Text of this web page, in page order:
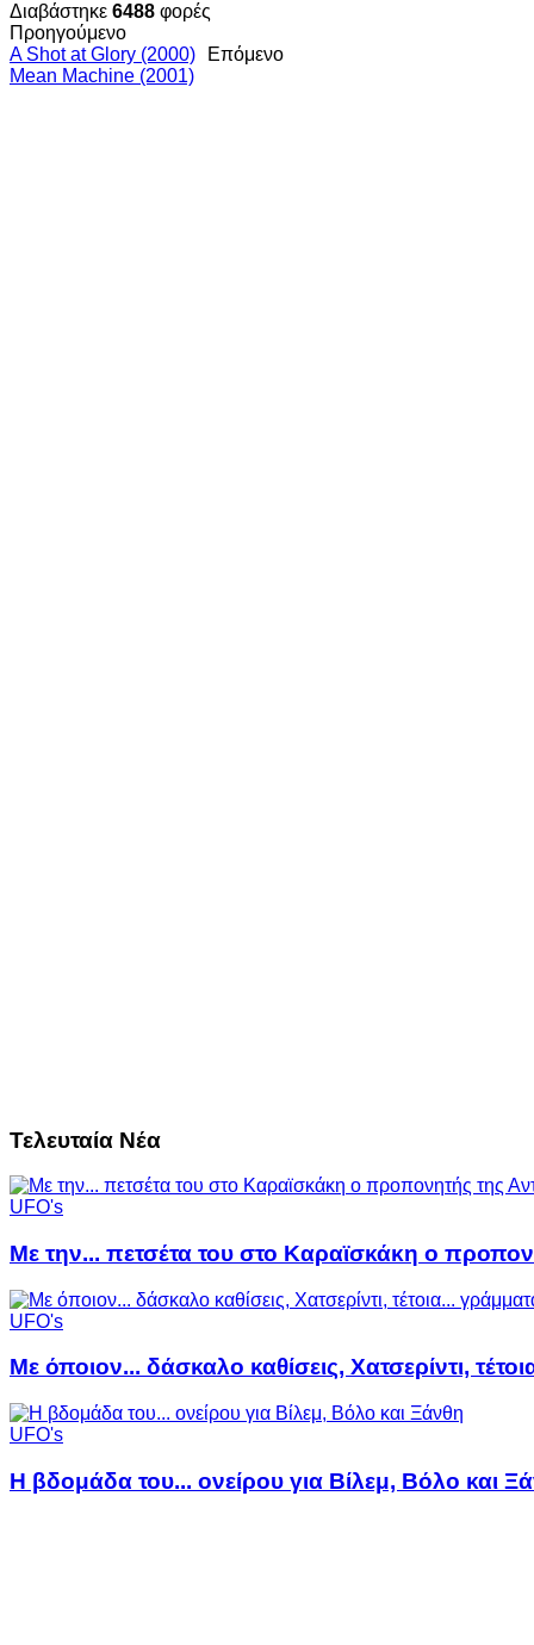
Διαβάστηκε 6488 φορές
Προηγούμενο
A Shot at Glory (2000)
Επόμενο
Mean Machine (2001)
Τελευταία Νέα
UFO's
Με την... πετσέτα του στο Καραϊσκάκη ο
UFO's
Με όποιον... δάσκαλο καθίσεις, Χατσερίντι,
UFO's
Η βδομάδα του... ονείρου για Βίλεμ, Βόλο και